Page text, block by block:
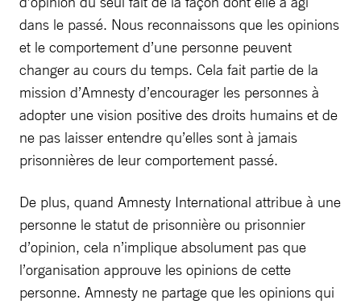
dans le passé. Nous reconnaissons que les opinions
et le comportement d’une personne peuvent
changer au cours du temps. Cela fait partie de la
mission d’Amnesty d’encourager les personnes à
adopter une vision positive des droits humains et de
ne pas laisser entendre qu’elles sont à jamais
prisonnières de leur comportement passé.
De plus, quand Amnesty International attribue à une
personne le statut de prisonnière ou prisonnier
d’opinion, cela n’implique absolument pas que
l’organisation approuve les opinions de cette
personne. Amnesty ne partage que les opinions qui